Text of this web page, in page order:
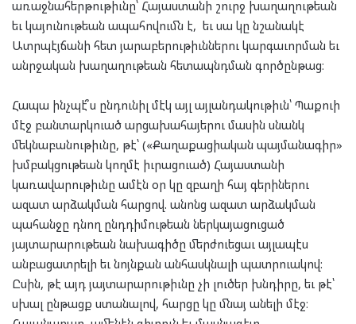
առաջնահերթութիւնը՝ Հայաստանի շուրջ խաղաղութեան
եւ կայունութեան ապահովումն է, եւ սա կը նշանակէ
Ատրպէյճանի հետ յարաբերութիւններու կարգաւորման եւ
անրջական խաղաղութեան հետապնդման գործընթաց։
Հապա ինչպէ՞ս ընդունիլ մէկ այլ այլանդակութիւն՝ Պաքուի
մէջ բանտարկուած արցախահայերու մասին սնանկ
մեկնաբանութիւնը, թէ՝ («Քաղաքացիական պայմանագիր»
խմբակցութեան կողմէ իւրացուած) Հայաստանի
կառավարութիւնը ամէն օր կը զբաղի հայ գերիներու
ազատ արձակման հարցով. անոնց ազատ արձակման
պահանջը դնող ընդդիմութեան ներկայացուցած
յայտարարութեան նախագիծը մերժուեցաւ այլապէս
անբացատրելի եւ նոյնքան անհասկնալի պատրուակով:
Ըսին, թէ այդ յայտարարութիւնը չի լուծեր խնդիրը, եւ թէ՝
սխալ ընթացք ստանալով, հարցը կը մնայ անելի մէջ։